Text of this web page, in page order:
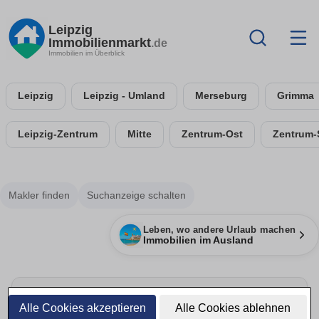
Alle Cookies akzeptieren Alle Cookies ablehnen
Leipzig
Immobilienmarkt.de
Immobilien im Überblick
Leipzig Leipzig - Umland Merseburg Grimma
Leipzig-Zentrum Mitte Zentrum-Ost Zentrum-
Makler finden Suchanzeige schalten
Leben, wo andere Urlaub machen
Immobilien im Ausland